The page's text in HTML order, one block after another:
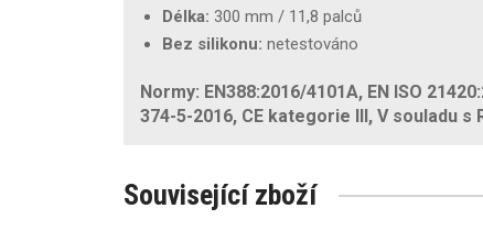
Délka: 300 mm / 11,8 palců
Bez silikonu: netestováno
Normy: EN388:2016/4101A, EN ISO
374-5-2016, CE kategorie III, V souladu s
Související zboží